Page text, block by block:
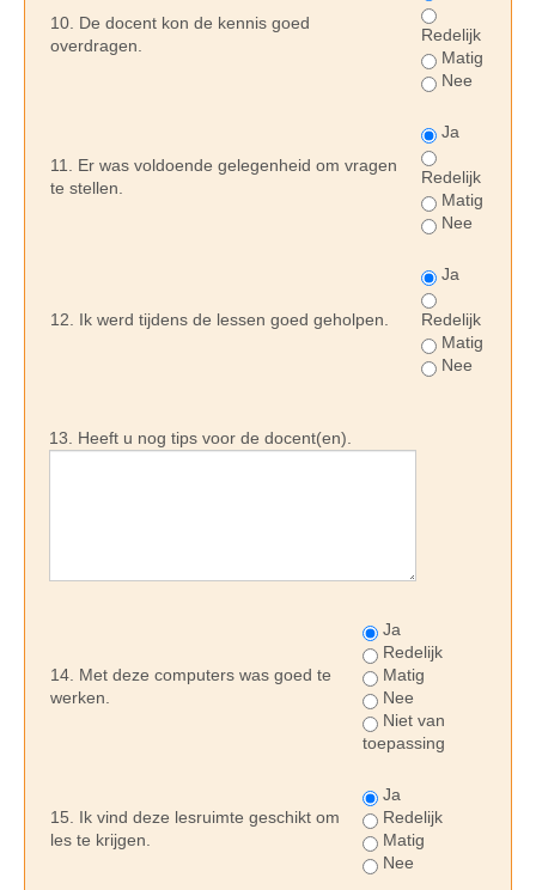
10. De docent kon de kennis goed
overdragen.
Redelijk
Matig
Nee
11. Er was voldoende gelegenheid om vragen
te stellen.
Ja
Redelijk
Matig
Nee
12. Ik werd tijdens de lessen goed geholpen.
Ja
Redelijk
Matig
Nee
13. Heeft u nog tips voor de docent(en).
14. Met deze computers was goed te
werken.
Ja
Redelijk
Matig
Nee
Niet van
toepassing
15. Ik vind deze lesruimte geschikt om
les te krijgen.
Ja
Redelijk
Matig
Nee